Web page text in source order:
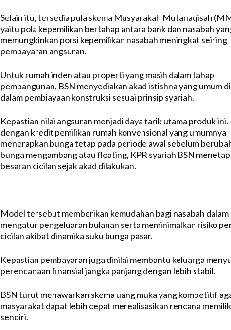
Selain itu, tersedia pula skema Musyarakah Mutanaqisah
yaitu pola kepemilikan bertahap antara bank dan nasabah
memungkinkan porsi kepemilikan nasabah meningkat seiring
pembayaran angsuran.
Untuk rumah inden atau properti yang masih dalam tahap
pembangunan, BSN menyediakan akad istishna yang umum
dalam pembiayaan konstruksi sesuai prinsip syariah.
Kepastian nilai angsuran menjadi daya tarik utama produk ini.
dengan kredit pemilikan rumah konvensional yang umumnya
menerapkan bunga tetap pada periode awal sebelum
bunga mengambang atau floating, KPR syariah BSN
besaran cicilan sejak akad dilakukan.
Model tersebut memberikan kemudahan bagi nasabah dalam
mengatur pengeluaran bulanan serta meminimalkan risiko
cicilan akibat dinamika suku bunga pasar.
Kepastian pembayaran juga dinilai membantu keluarga
perencanaan finansial jangka panjang dengan lebih stabil.
BSN turut menawarkan skema uang muka yang kompetitif
masyarakat dapat lebih cepat merealisasikan rencana
sendiri.